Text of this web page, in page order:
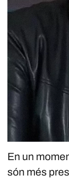
En un
són més